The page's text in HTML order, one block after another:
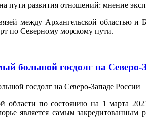
между Архангельской областью
по Северному морскому пути.
большой госдолг на Северо-
области по состоянию на 1 марта
является самым